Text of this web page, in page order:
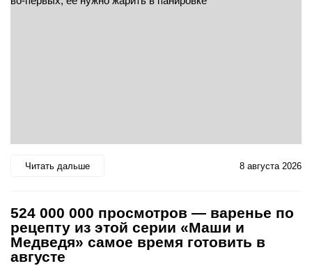
Читать дальше 8 августа 2026
524 000 000 просмотров — варенье по
рецепту из этой серии «Маши и
Медведя» самое время готовить в
августе